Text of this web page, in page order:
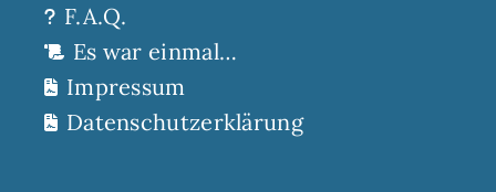
F.A.Q.
Es war einmal…
Impressum
Datenschutzerklärung